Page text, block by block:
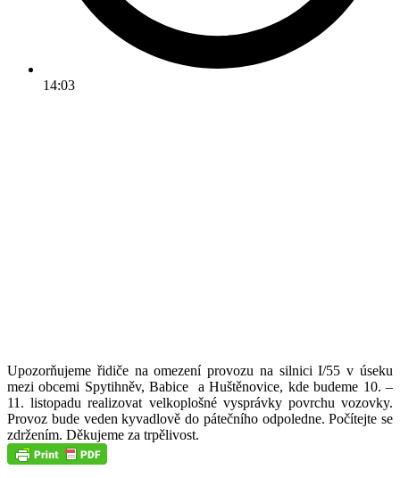
14:03
Upozorňujeme řidiče na omezení provozu na silnici I/55 v úseku
mezi obcemi Spytihněv,Babice
a Huštěnovice, kde budeme 10. –
11. listopadu realizovat velkoplošné vysprávky povrchu vozovky.
Provoz bude veden kyvadlově do pátečního odpoledne. Počítejte se
zdržením. Děkujeme za trpělivost.